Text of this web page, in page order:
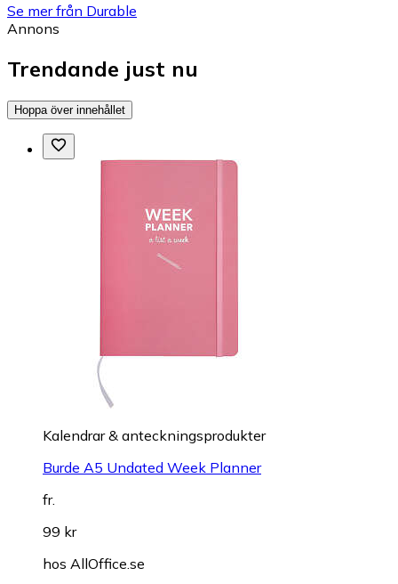
Se mer från Durable
Annons
Trendande just nu
Hoppa över innehållet
Kalendrar & anteckningsprodukter
Burde A5 Undated Week Planner
fr.
99 kr
hos AllOffice.se